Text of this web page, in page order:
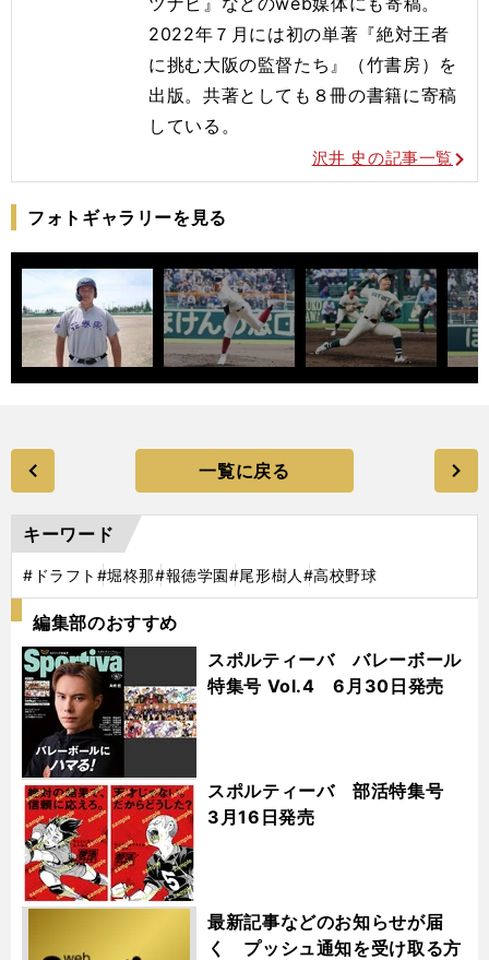
2022年７月には初の単著『絶対王者
に挑む大阪の監督たち』（竹書房）を
出版。共著としても８冊の書籍に寄稿
している。
沢井 史の記事一覧
フォトギャラリーを見る
一覧に戻る
キーワード
#ドラフト #堀柊那#報徳学園#尾形樹人 #高校野球
編集部のおすすめ
スポルティーバ バレーボール
特集号 Vol.4 6月30日発売
スポルティーバ 部活特集号
3月16日発売
最新記事などのお知らせが届
く プッシュ通知を受け取る方